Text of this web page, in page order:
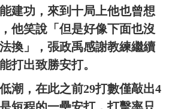
建功，來到十局上他也曾想
他笑說「但是好像下面也沒
換」，張政禹感謝教練繼續
打出致勝安打。
潮，在此之前29打數僅敲出4